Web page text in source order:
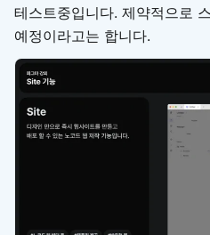
테스트중입니다. 제약적으로
예정이라고는 합니다.